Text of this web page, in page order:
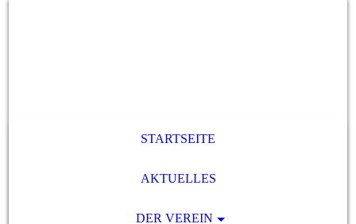
STARTSEITE
AKTUELLES
DER VEREIN